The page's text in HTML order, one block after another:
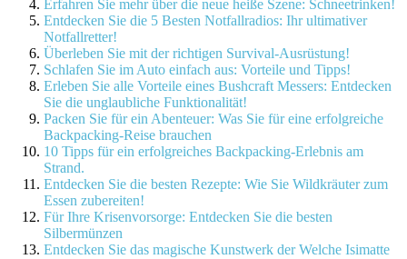
Erfahren Sie mehr über die neue heiße Szene: Schneetrinken!
Entdecken Sie die 5 Besten Notfallradios: Ihr ultimativer
Notfallretter!
Überleben Sie mit der richtigen Survival-Ausrüstung!
Schlafen Sie im Auto einfach aus: Vorteile und Tipps!
Erleben Sie alle Vorteile eines Bushcraft Messers: Entdecken
Sie die unglaubliche Funktionalität!
Packen Sie für ein Abenteuer: Was Sie für eine erfolgreiche
Backpacking-Reise brauchen
10 Tipps für ein erfolgreiches Backpacking-Erlebnis am
Strand.
Entdecken Sie die besten Rezepte: Wie Sie Wildkräuter zum
Essen zubereiten!
Für Ihre Krisenvorsorge: Entdecken Sie die besten
Silbermünzen
Entdecken Sie das magische Kunstwerk der Welche Isimatte